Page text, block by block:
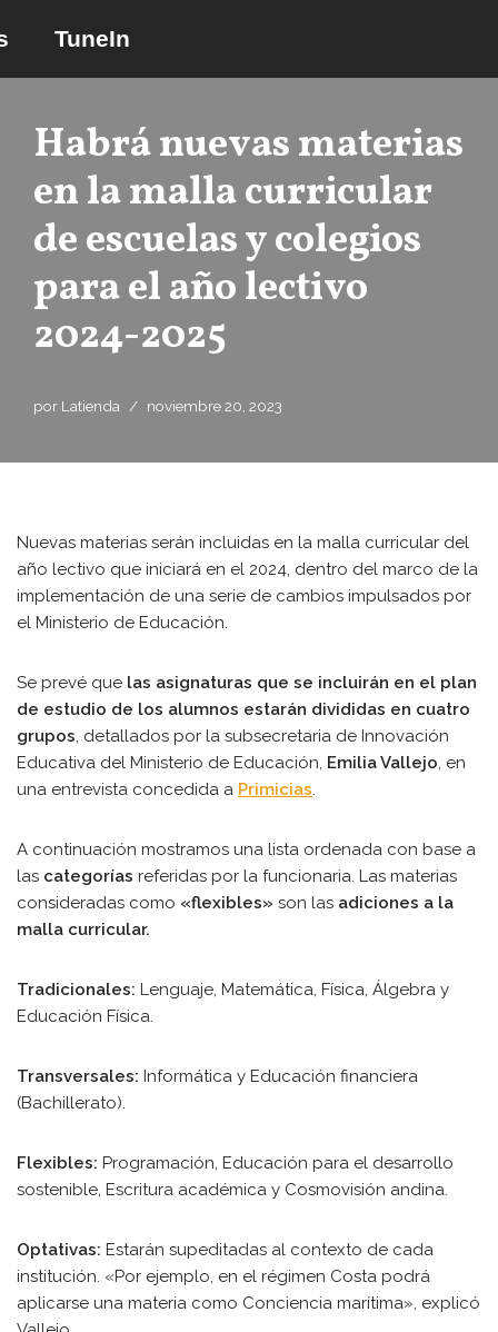
TuneIn
Habrá nuevas materias
en la malla curricular
de escuelas y colegios
para el año lectivo
2024-2025
por Latienda noviembre 20, 2023
Nuevas materias serán incluidas en la malla curricular del
año lectivo que iniciará en el 2024, dentro del marco de la
implementación de una serie de cambios impulsados por
el Ministerio de Educación.
Se prevé que las asignaturas que se incluirán en el plan
de estudio de los alumnos estarán divididas en cuatro
grupos, detallados por la subsecretaria de Innovación
Educativa del Ministerio de Educación, Emilia Vallejo, en
una entrevista concedida a Primicias.
A continuación mostramos una lista ordenada con base a
las categorías referidas por la funcionaria. Las materias
consideradas como «flexibles» son las adiciones a la
malla curricular.
Tradicionales: Lenguaje, Matemática, Física, Álgebra y
Educación Física.
Transversales: Informática y Educación financiera
(Bachillerato).
Flexibles: Programación, Educación para el desarrollo
sostenible, Escritura académica y Cosmovisión andina.
Optativas: Estarán supeditadas al contexto de cada
institución. «Por ejemplo, en el régimen Costa podrá
aplicarse una materia como Conciencia marítima», explicó